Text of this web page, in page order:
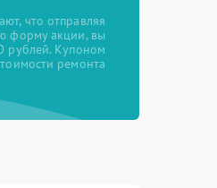
что отправляя
форму акции, вы
рублей. Купоном
ремонта